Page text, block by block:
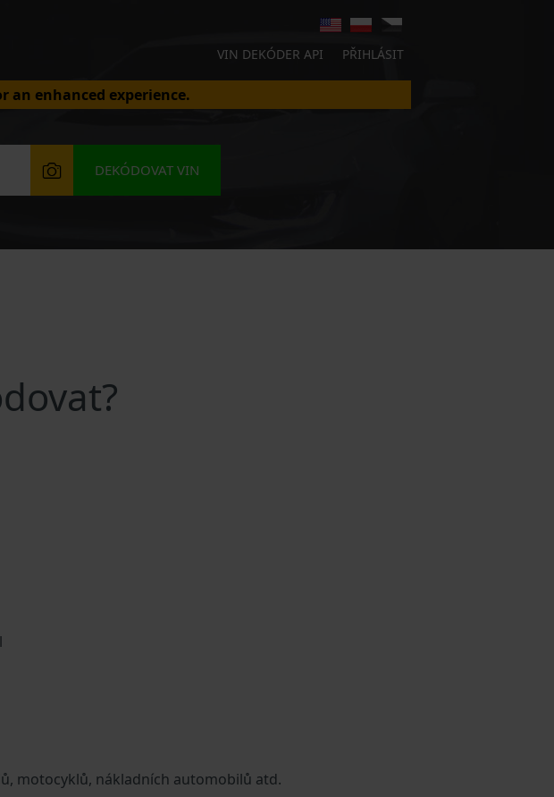
VIN DEKÓDER API PŘIHLÁSIT
an enhanced experience.
DEKÓDOVAT VIN
motocyklů, nákladních automobilů atd.